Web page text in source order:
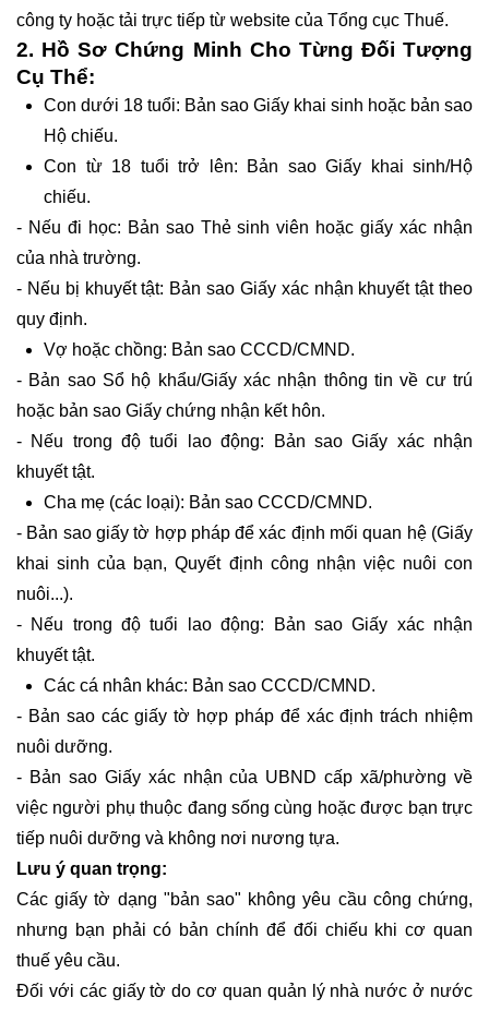
công ty hoặc tải trực tiếp từ website của Tổng cục Thuế.
2. Hồ Sơ Chứng Minh Cho Từng Đối Tượng
Cụ Thể:
Con dưới 18 tuổi: Bản sao Giấy khai sinh hoặc bản sao
Hộ chiếu.
Con từ 18 tuổi trở lên: Bản sao Giấy khai sinh/Hộ
chiếu.
- Nếu đi học: Bản sao Thẻ sinh viên hoặc giấy xác nhận
của nhà trường.
- Nếu bị khuyết tật: Bản sao Giấy xác nhận khuyết tật theo
quy định.
Vợ hoặc chồng: Bản sao CCCD/CMND.
- Bản sao Sổ hộ khẩu/Giấy xác nhận thông tin về cư trú
hoặc bản sao Giấy chứng nhận kết hôn.
- Nếu trong độ tuổi lao động: Bản sao Giấy xác nhận
khuyết tật.
Cha mẹ (các loại): Bản sao CCCD/CMND.
- Bản sao giấy tờ hợp pháp để xác định mối quan hệ (Giấy
khai sinh của bạn, Quyết định công nhận việc nuôi con
nuôi...).
- Nếu trong độ tuổi lao động: Bản sao Giấy xác nhận
khuyết tật.
Các cá nhân khác: Bản sao CCCD/CMND.
- Bản sao các giấy tờ hợp pháp để xác định trách nhiệm
nuôi dưỡng.
- Bản sao Giấy xác nhận của UBND cấp xã/phường về
việc người phụ thuộc đang sống cùng hoặc được bạn trực
tiếp nuôi dưỡng và không nơi nương tựa.
Lưu ý quan trọng:
Các giấy tờ dạng "bản sao" không yêu cầu công chứng,
nhưng bạn phải có bản chính để đối chiếu khi cơ quan
thuế yêu cầu.
Đối với các giấy tờ do cơ quan quản lý nhà nước ở nước